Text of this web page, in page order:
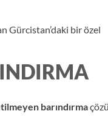
Gürcistan’daki bir özel
barındırma